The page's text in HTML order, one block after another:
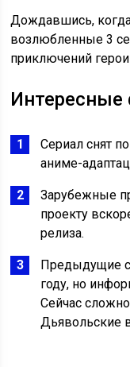
Дождавшись,
возлюбленные 3
приключений
Сериал снят
аниме-
Зарубежные
проекту
релиза.
Предыдущие
году, но
Сейчас
Дьявольские